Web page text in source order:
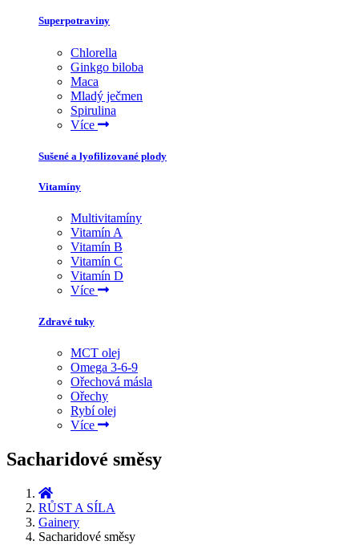
Superpotraviny
Chlorella
Ginkgo biloba
Maca
Mladý ječmen
Spirulina
Více
Sušené a lyofilizované plody
Vitamíny
Multivitamíny
Vitamín A
Vitamín B
Vitamín C
Vitamín D
Více
Zdravé tuky
MCT olej
Omega 3-6-9
Ořechová másla
Ořechy
Rybí olej
Více
Sacharidové směsy
RŮST A SÍLA
Gainery
Sacharidové směsy